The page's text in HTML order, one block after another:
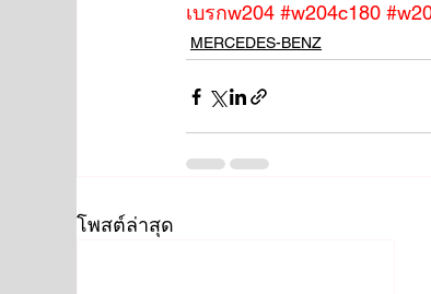
เบรกw204 #w204c180
MERCEDES-BENZ
โพสต์ล่าสุด